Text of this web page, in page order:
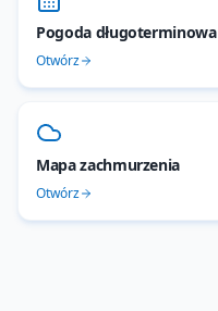
Pogoda długoterminowa
Otwórz
Mapa zachmurzenia
Otwórz